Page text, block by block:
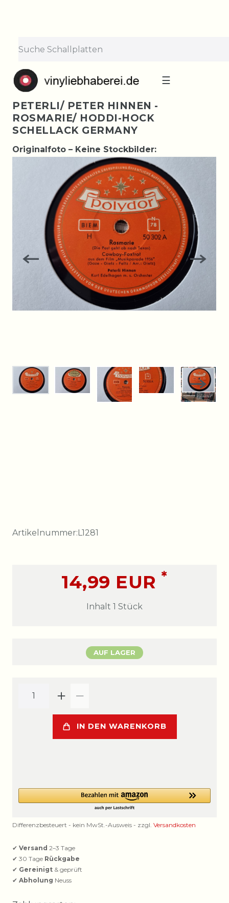
☰
PETERLI/ PETER HINNEN -
ROSMARIE/ HODDI-HOCK
SCHELLACK GERMANY
Originalfoto – Keine Stockbilder:
Artikelnummer:L1281
14,99 EUR*
Inhalt 1 Stück
AUF LAGER
IN DEN WARENKORB
Differenzbesteuert - kein MwSt.-Ausweis - zzgl. Versandkosten
✔ Versand 2–3 Tage
✔ 30 Tage Rückgabe
✔ Gereinigt & geprüft
✔ Abholung Neuss